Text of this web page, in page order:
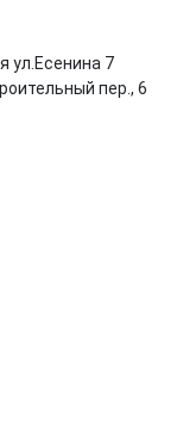
ул.Есенина 7
пер., 6